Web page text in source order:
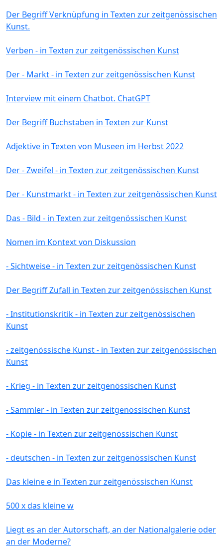
Der Begriff Verknüpfung in Texten zur zeitgenössischen
Kunst.
Verben - in Texten zur zeitgenössischen Kunst
Der - Markt - in Texten zur zeitgenössischen Kunst
Interview mit einem Chatbot. ChatGPT
Der Begriff Buchstaben in Texten zur Kunst
Adjektive in Texten von Museen im Herbst 2022
Der - Zweifel - in Texten zur zeitgenössischen Kunst
Der - Kunstmarkt - in Texten zur zeitgenössischen Kunst
Das - Bild - in Texten zur zeitgenössischen Kunst
Nomen im Kontext von Diskussion
- Sichtweise - in Texten zur zeitgenössischen Kunst
Der Begriff Zufall in Texten zur zeitgenössischen Kunst
- Institutionskritik - in Texten zur zeitgenössischen
Kunst
- zeitgenössische Kunst - in Texten zur zeitgenössischen
Kunst
- Krieg - in Texten zur zeitgenössischen Kunst
- Sammler - in Texten zur zeitgenössischen Kunst
- Kopie - in Texten zur zeitgenössischen Kunst
- deutschen - in Texten zur zeitgenössischen Kunst
Das kleine e in Texten zur zeitgenössischen Kunst
500 x das kleine w
Liegt es an der Autorschaft, an der Nationalgalerie oder
an der Moderne?